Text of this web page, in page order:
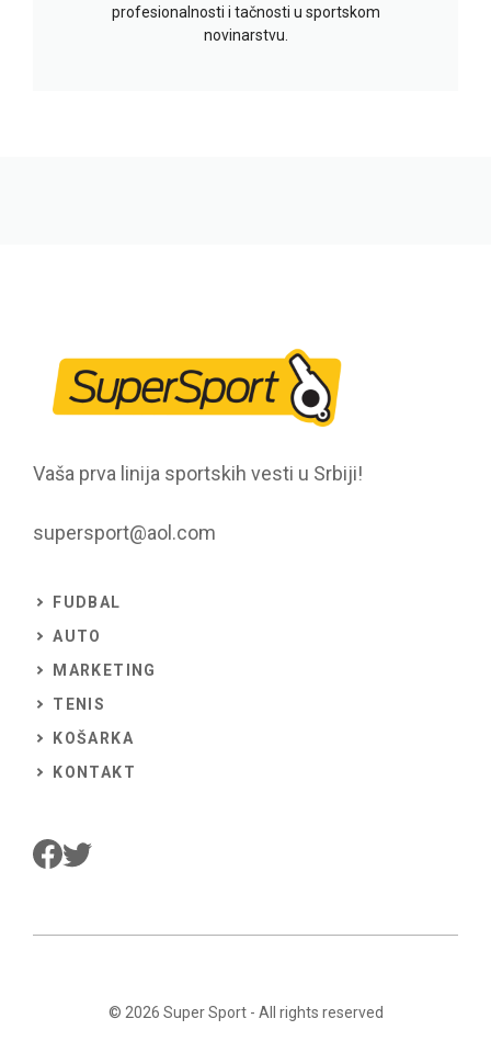
profesionalnosti i tačnosti u sportskom
novinarstvu.
Vaša prva linija sportskih vesti u Srbiji!
supersport@aol.com
FUDBAL
AUTO
MARKETING
TENIS
KOŠARKA
KONTAKT
© 2026 Super Sport- All rights reserved